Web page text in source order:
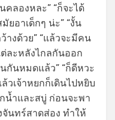
คลองหละ” “ก็จะได้
ยอาเด็กๆ น่ะ” “งั้น
งด้วย” “แล้วจะมีคน
ละหลังไกลกันออก
กันหมดแล้ว” “ก็ดีหวะ
วเจ้าหยกก็เดินไปหยิบ
น้ำและสบู่ ก่อนจะพา
นทร์สาดส่อง ทำให้